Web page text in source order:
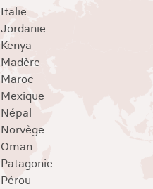
Italie
Jordanie
Kenya
Madère
Maroc
Mexique
Népal
Norvège
Oman
Patagonie
Pérou